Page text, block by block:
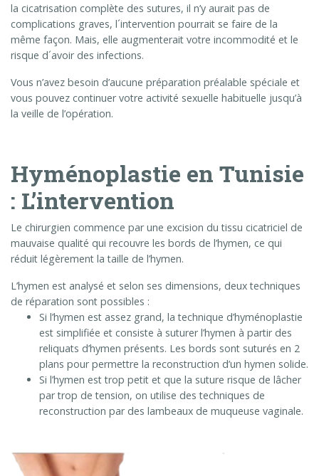
la cicatrisation complète des sutures, il n’y aurait pas de
complications graves, l´intervention pourrait se faire de la
même façon. Mais, elle augmenterait votre incommodité et le
risque d´avoir des infections.
Vous n’avez besoin d’aucune préparation préalable spéciale et
vous pouvez continuer votre activité sexuelle habituelle jusqu’à
la veille de l’opération.
Hyménoplastie en Tunisie
: L’intervention
Le chirurgien commence par une excision du tissu cicatriciel de
mauvaise qualité qui recouvre les bords de l’hymen, ce qui
réduit légèrement la taille de l’hymen.
L’hymen est analysé et selon ses dimensions, deux techniques
de réparation sont possibles :
Si l’hymen est assez grand, la technique d’hyménoplastie
est simplifiée et consiste à suturer l’hymen à partir des
reliquats d’hymen présents. Les bords sont suturés en 2
plans pour permettre la reconstruction d’un hymen solide.
Si l’hymen est trop petit et que la suture risque de lâcher
par trop de tension, on utilise des techniques de
reconstruction par des lambeaux de muqueuse vaginale.